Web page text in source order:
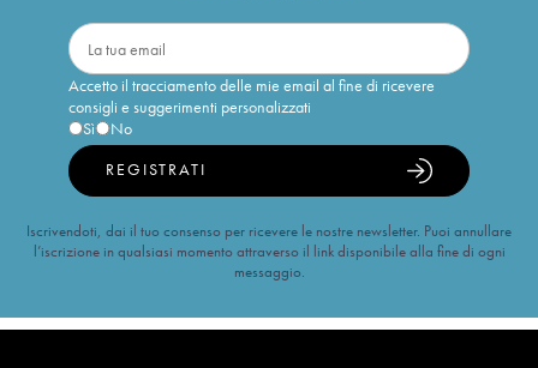
Accetto il tracciamento delle mie email al fine di ricevere
consigli e suggerimenti personalizzati
Sì
No
REGISTRATI
Iscrivendoti, dai il tuo consenso per ricevere le nostre newsletter. Puoi annullare
l’iscrizione in qualsiasi momento attraverso il link disponibile alla fine di ogni
messaggio.